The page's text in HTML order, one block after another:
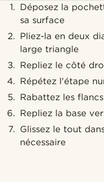
Déposez la
sa surface
Pliez-la en deux
large triangle
Repliez le côté
Répétez l'étape
Rabattez les
Repliez la base
Glissez le tout
nécessaire